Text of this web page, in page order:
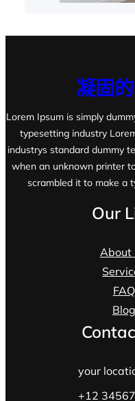
凝固
Lorem Ipsum is simply
typesetting industry
industrys standard dummy
when an unknown printer
scrambled it to make a
Our
About
FAQ
Blog
your
+12